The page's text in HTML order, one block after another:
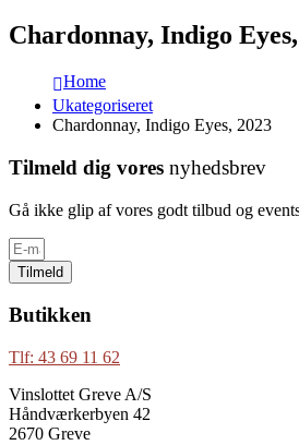
Chardonnay, Indigo
Home
Ukategoriseret
Chardonnay, Indigo Eyes, 2023
Tilmeld dig vores nyhedsbrev
Gå ikke glip af vores godt tilbud og
Tilmeld
Butikken
Tlf: 43 69 11 62
Vinslottet Greve A/S
Håndværkerbyen 42
2670 Greve